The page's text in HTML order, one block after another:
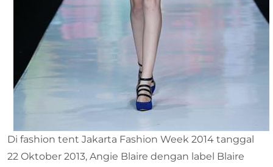
Di fashion tent Jakarta Fashion Week 2014 tanggal
22 Oktober 2013, Angie Blaire dengan label Blaire